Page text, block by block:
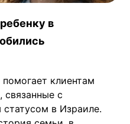
перевести счет
перевести свой счет
выглядело как
прилетели в
...